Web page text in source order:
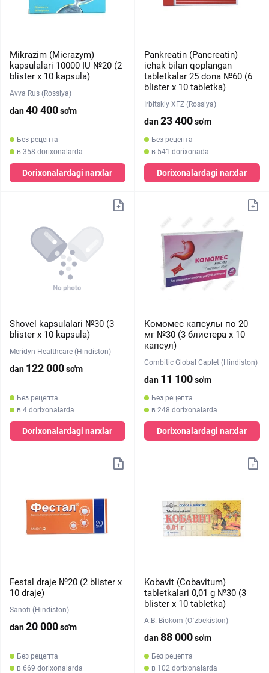
Mikrazim (Micrazym)
kapsulalari 10000 IU №20 (2
blister х 10 kapsula)
Avva Rus (Rossiya)
dan40 400so'm
Без рецепта
в 358 dorixonalarda
Dorixonalardagi narxlar
Pankreatin (Pancreatin)
ichak bilan qoplangan
tabletkalar 25 dona №60 (6
blister х 10 tabletka)
Irbitskiy XFZ (Rossiya)
dan23 400so'm
Без рецепта
в 541 dorixonada
Dorixonalardagi narxlar
Shovel kapsulalari №30 (3
blister х 10 kapsula)
Meridyn Healthcare (Hindiston)
dan 122 000so'm
Без рецепта
в 4 dorixonalarda
Dorixonalardagi narxlar
Комомес капсулы по 20
мг №30 (3 блистера х 10
капсул)
Combitic Global Caplet (Hindiston)
dan 11 100so'm
Без рецепта
в 248 dorixonalarda
Dorixonalardagi narxlar
Festal draje №20 (2 blister х
10 draje)
Sanofi (Hindiston)
dan20 000so'm
Без рецепта
в 669 dorixonalarda
Kobavit (Cobavitum)
tabletkalari 0,01 g №30 (3
blister х 10 tabletka)
A.B.-Biokom (O`zbekiston)
dan88 000so'm
Без рецепта
в 102 dorixonalarda